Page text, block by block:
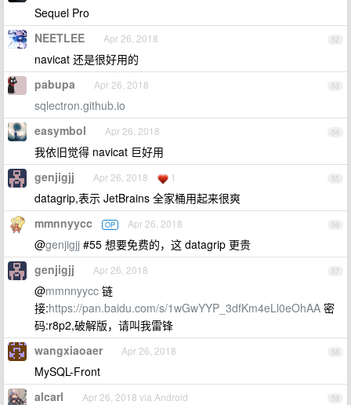
Sequel Pro
52
NEETLEE Apr 26, 2018
navicat 还是很好用的
53
pabupa Apr 26, 2018
sqlectron.github.io
54
easymbol Apr 26, 2018
我依旧觉得 navicat 巨好用
55
genjigjj Apr 26, 2018 1
datagrip,表示 JetBrains 全家桶用起来很爽
56
mmnnyycc OP Apr 26, 2018
@genjigjj #55 想要免费的，这 datagrip 更贵
57
genjigjj Apr 26, 2018
@mmnnyycc 链
接:https://pan.baidu.com/s/1wGwYYP_3dfKm4eLl0eOhAA 密
码:r8p2,破解版，请叫我雷锋
58
wangxiaoaer Apr 26, 2018
MySQL-Front
59
alcarl Apr 26, 2018 via Android